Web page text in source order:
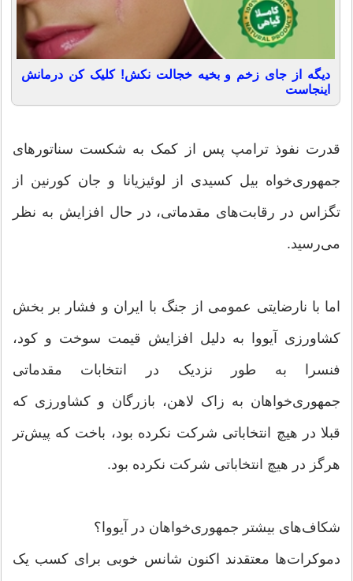
دیگه از جای زخم و بخیه خجالت نکش! کلیک کن درمانش
اینجاست
قدرت نفوذ ترامپ پس از کمک به شکست سناتورهای
جمهوری‌خواه بیل کسیدی از لوئیزیانا و جان کورنین از
تگزاس در رقابت‌های مقدماتی، در حال افزایش به نظر
می‌رسید.
اما با نارضایتی عمومی از جنگ با ایران و فشار بر بخش
کشاورزی آیووا به دلیل افزایش قیمت سوخت و کود،
فنسرا به طور نزدیک در انتخابات مقدماتی
جمهوری‌خواهان به زاک لاهن، بازرگان و کشاورزی که
قبلا در هیچ انتخاباتی شرکت نکرده بود، باخت که پیش‌تر
هرگز در هیچ انتخاباتی شرکت نکرده بود.
شکاف‌های بیشتر جمهوری‌خواهان در آیووا؟
دموکرات‌ها معتقدند اکنون شانس خوبی برای کسب یک